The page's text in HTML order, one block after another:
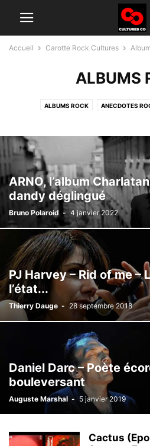
Accueil Carotte Rock Cultures
ALBUMS
ALBUMS ROCK ANECDOTES
TÉLÉ ROCK
ARNO, l’album
dandy déglingué
Bruno Polaroid - 4 janvier 2022
PJ Harvey – Rid of me –
l’état...
Thierry Dauge - 28 septembre 2018
Daniel Darc – Poète
bouleversant
Auguste Marshal - 5 janvier 2019
Cactus